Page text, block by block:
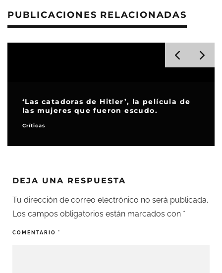
PUBLICACIONES RELACIONADAS
‘Las catadoras de Hitler’, la película de
las mujeres que fueron escudo.
Críticas
DEJA UNA RESPUESTA
Tu dirección de correo electrónico no será publicada.
Los campos obligatorios están marcados con *
COMENTARIO *